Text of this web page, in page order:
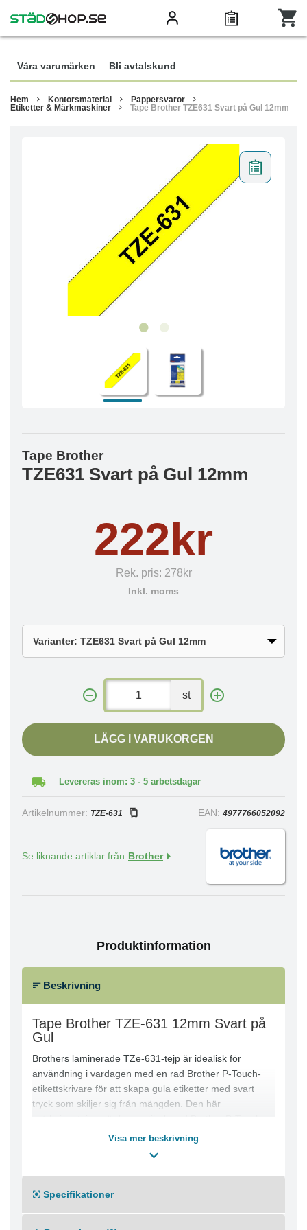
Våra varumärken Bli avtalskund
Hem Kontorsmaterial
Pappersvaror
Etiketter & Märkmaskiner
Tape Brother TZE631 Svart på Gul 12mm
Tape Brother
TZE631 Svart på Gul 12mm
222kr
Rek. pris: 278kr
Inkl. moms
st
LÄGG I VARUKORGEN
Levereras inom: 3 - 5 arbetsdagar
Artikelnummer: TZE-631 EAN: 4977766052092
Se liknande artiklar från Brother
Produktinformation
Beskrivning
Tape Brother TZE-631 12mm Svart på
Gul
Brothers laminerade TZe-631-tejp är idealisk för
användning i vardagen med en rad Brother P-Touch-
etikettskrivare för att skapa gula etiketter med svart
tryck som skiljer sig från mängden. Den här
etikettskrivare, använder direkt termisk teknik och har
etiketterna hållbara med mindre slitage. En ljus
bakgrund ger enastående kontrast för svartvita
Visa mer beskrivning
Specifikationer